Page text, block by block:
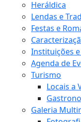
Heráldica
Lendas e
Festas e
Instituições
Agenda de
Turismo
Locais a
Galeria